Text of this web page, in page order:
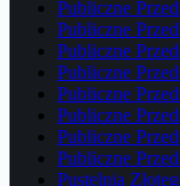
Publiczne
Publiczne
Publiczne
Publiczne
Publiczne
Publiczne
Publiczne
Publiczne
Pustelnia